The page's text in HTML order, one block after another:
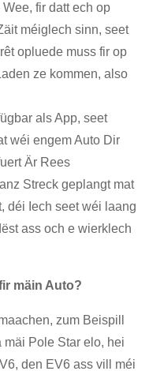
fir datt ech op
méiglech sinn, seet
opluede muss fir op
ze kommen, also
als App, seet
wéi engem Auto Dir
Är Rees
Streck geplangt mat
déi Iech seet wéi laang
ass och e wierklech
mäin Auto?
zum Beispill
mäi Pole Star elo, hei
den EV6 ass vill méi